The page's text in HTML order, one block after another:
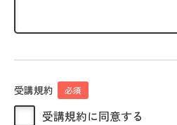
受講規約 必須
受講規約に同意する